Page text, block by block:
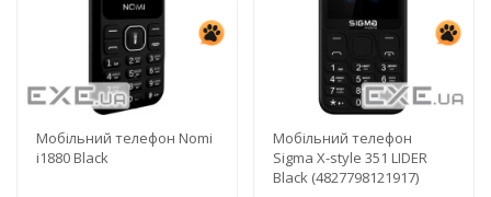
Мобільний телефон Nomi
i1880 Black
Мобільний телефон
Sigma X-style 351 LIDER
Black (4827798121917)